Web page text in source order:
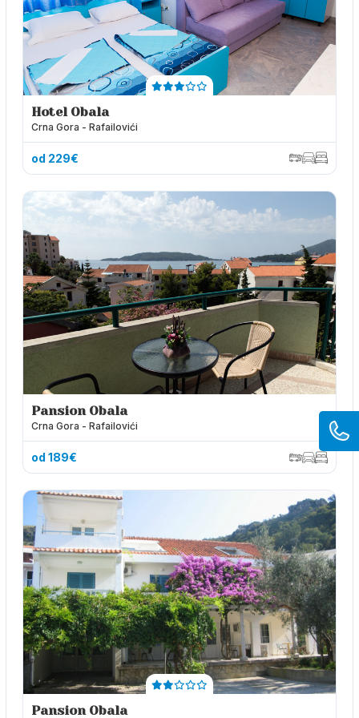
Hotel Obala
Crna Gora - Rafailovići
od 229€
Pansion Obala
Crna Gora - Rafailovići
od 189€
Pansion Obala